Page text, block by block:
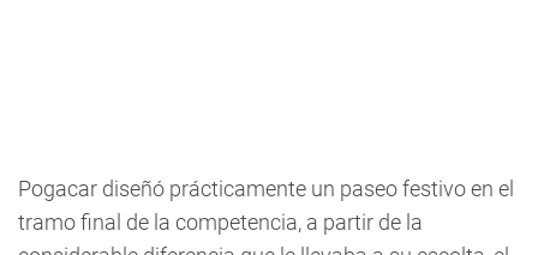
Pogacar diseñó prácticamente un paseo festivo en el
tramo final de la competencia, a partir de la